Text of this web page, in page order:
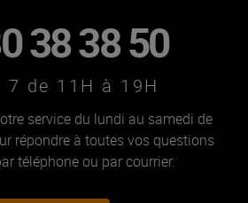
38 38 50
de 11H à 19H
service du lundi au samedi de
répondre à toutes vos questions
téléphone ou par courrier.